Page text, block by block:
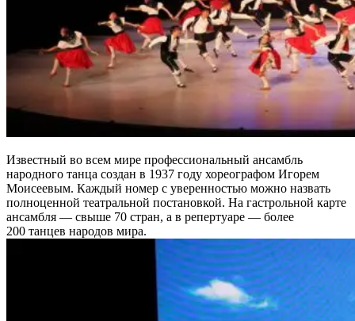
Известный во всем мире профессиональный ансамбль
народного танца создан в 1937 году хореографом Игорем
Моисеевым. Каждый номер с уверенностью можно назвать
полноценной театральной постановкой. На гастрольной карте
ансамбля — свыше 70 стран, а в репертуаре — более
200 танцев народов мира.